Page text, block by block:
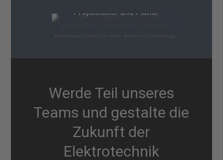
Projektleiter und Planer
Werde Teil unseres
Teams und gestalte die
Zukunft der
Elektrotechnik